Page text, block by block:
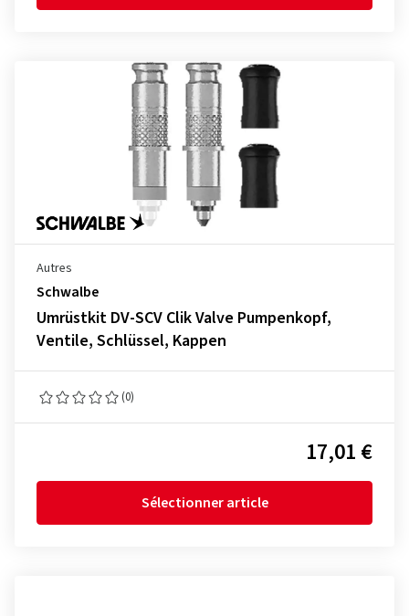
Autres
Schwalbe
Umrüstkit DV-SCV Clik Valve Pumpenkopf,
Ventile, Schlüssel, Kappen
(0)
17,01 €
Sélectionner article